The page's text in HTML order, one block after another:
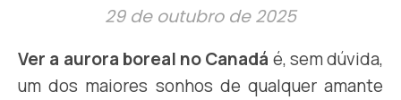
29 de outubro de 2025
Ver a aurora boreal no Canadá é, sem dúvida,
um dos maiores sonhos de qualquer amante